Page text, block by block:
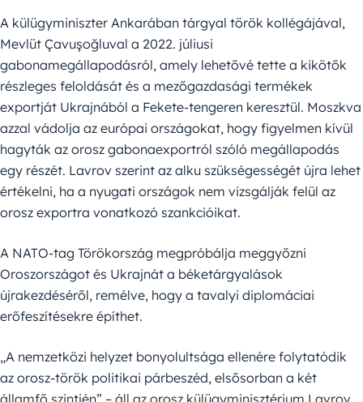
A külügyminiszter Ankarában tárgyal török kollégájával,
Mevlüt Çavuşoğluval a 2022. júliusi
gabonamegállapodásról, amely lehetővé tette a kikötők
részleges feloldását és a mezőgazdasági termékek
exportját Ukrajnából a Fekete-tengeren keresztül. Moszkva
azzal vádolja az európai országokat, hogy figyelmen kívül
hagyták az orosz gabonaexportról szóló megállapodás
egy részét. Lavrov szerint az alku szükségességét újra lehet
értékelni, ha a nyugati országok nem vizsgálják felül az
orosz exportra vonatkozó szankcióikat.
A NATO-tag Törökország megpróbálja meggyőzni
Oroszországot és Ukrajnát a béketárgyalások
újrakezdéséről, remélve, hogy a tavalyi diplomáciai
erőfeszítésekre építhet.
„A nemzetközi helyzet bonyolultsága ellenére folytatódik
az orosz-török politikai párbeszéd, elsősorban a két
államfő szintjén” – áll az orosz külügyminisztérium Lavrov